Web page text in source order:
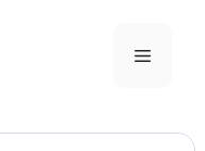
메뉴